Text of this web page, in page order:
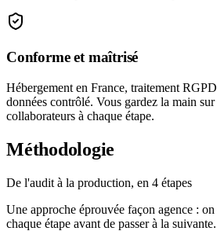
Conforme et maîtrisé
Hébergement en France, traitement
données contrôlé. Vous gardez la main
collaborateurs à chaque étape.
Méthodologie
De l'audit à la production, en 4 étapes
Une approche éprouvée façon agence :
chaque étape avant de passer à la suivante.